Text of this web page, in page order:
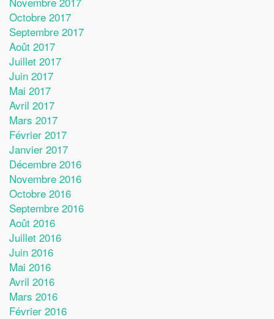
Octobre 2017
Septembre 2017
Août 2017
Juillet 2017
Juin 2017
Mai 2017
Avril 2017
Mars 2017
Février 2017
Janvier 2017
Décembre 2016
Novembre 2016
Octobre 2016
Septembre 2016
Août 2016
Juillet 2016
Juin 2016
Mai 2016
Avril 2016
Mars 2016
Février 2016